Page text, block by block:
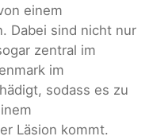
einem
Dabei sind nicht nur
zentral im
im
sodass es zu
Läsion kommt.